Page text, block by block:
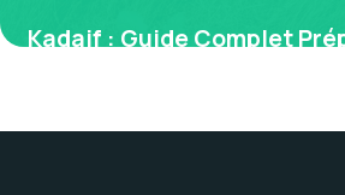
Kadaif : Guide Complet